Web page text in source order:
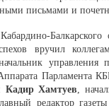
письмами и
Кабардино-
вручил
управления
Парламента
Кадир Хамтуев ,
редактор